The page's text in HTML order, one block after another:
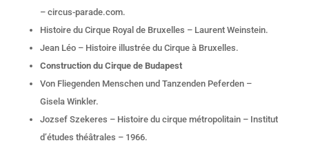
– circus-parade.com.
Histoire du Cirque Royal de Bruxelles – Laurent Weinstein.
Jean Léo – Histoire illustrée du Cirque à Bruxelles.
Construction du Cirque de Budapest
Von Fliegenden Menschen und Tanzenden Peferden –
Gisela Winkler.
Jozsef Szekeres – Histoire du cirque métropolitain – Institut
d’études théâtrales – 1966.